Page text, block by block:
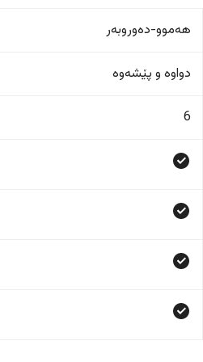
هەموو-دەوروبەر
دواوە و پێشەوە
6